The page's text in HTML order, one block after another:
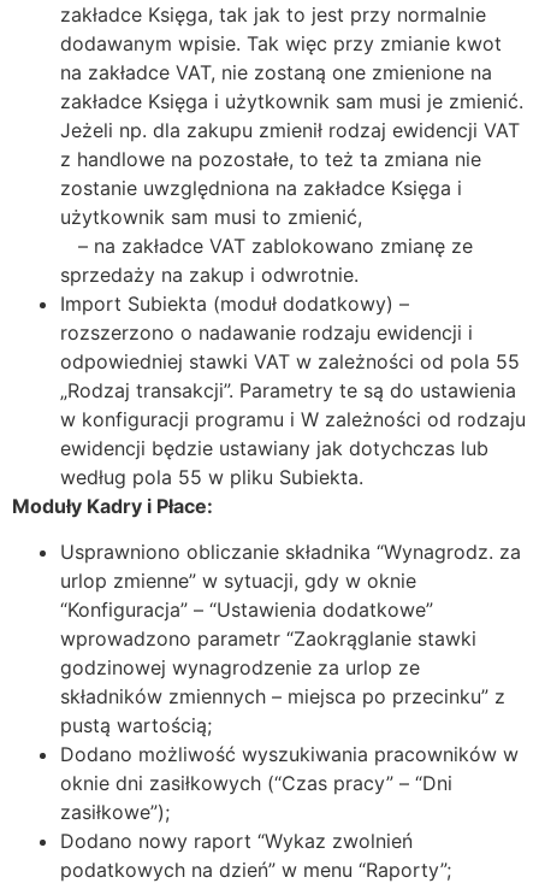
zakładce Księga, tak jak to jest przy normalnie
dodawanym wpisie. Tak więc przy zmianie kwot
na zakładce VAT, nie zostaną one zmienione na
zakładce Księga i użytkownik sam musi je zmienić.
Jeżeli np. dla zakupu zmienił rodzaj ewidencji VAT
z handlowe na pozostałe, to też ta zmiana nie
zostanie uwzględniona na zakładce Księga i
użytkownik sam musi to zmienić,
– na zakładce VAT zablokowano zmianę ze
sprzedaży na zakup i odwrotnie.
Import Subiekta (moduł dodatkowy) –
rozszerzono o nadawanie rodzaju ewidencji i
odpowiedniej stawki VAT w zależności od pola 55
„Rodzaj transakcji”. Parametry te są do ustawienia
w konfiguracji programu i W zależności od rodzaju
ewidencji będzie ustawiany jak dotychczas lub
według pola 55 w pliku Subiekta.
Moduły Kadry i Płace:
Usprawniono obliczanie składnika “Wynagrodz. za
urlop zmienne” w sytuacji, gdy w oknie
“Konfiguracja” – “Ustawienia dodatkowe”
wprowadzono parametr “Zaokrąglanie stawki
godzinowej wynagrodzenie za urlop ze
składników zmiennych – miejsca po przecinku” z
pustą wartością;
Dodano możliwość wyszukiwania pracowników w
oknie dni zasiłkowych (“Czas pracy” – “Dni
zasiłkowe”);
Dodano nowy raport “Wykaz zwolnień
podatkowych na dzień” w menu “Raporty”;